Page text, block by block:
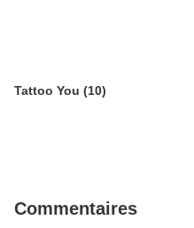
Tattoo You (10)
Commentaires